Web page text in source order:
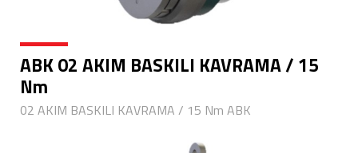
ABK 02 AKIM BASKILI KAVRAMA / 15
Nm
02 AKIM BASKILI KAVRAMA / 15 Nm ABK